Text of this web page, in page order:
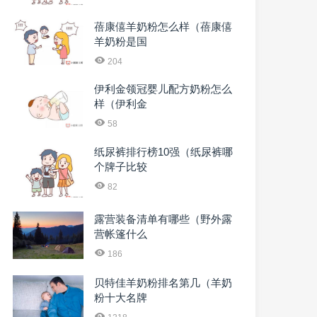
蓓康僖羊奶粉怎么样（蓓康僖
羊奶粉是国
204
伊利金领冠婴儿配方奶粉怎么
样（伊利金
58
纸尿裤排行榜10强（纸尿裤哪
个牌子比较
82
露营装备清单有哪些（野外露
营帐篷什么
186
贝特佳羊奶粉排名第几（羊奶
粉十大名牌